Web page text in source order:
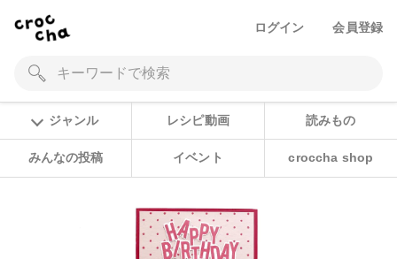
ログイン 会員登録
ジャンル レシピ動画 読みもの
みんなの投稿 イベント croccha shop